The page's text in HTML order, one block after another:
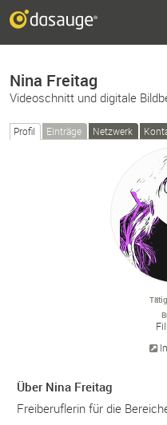
Nina Freitag
Videoschnitt und digitale
Profil Einträge Netzwerk
Über Nina Freitag
Freiberuflerin für die